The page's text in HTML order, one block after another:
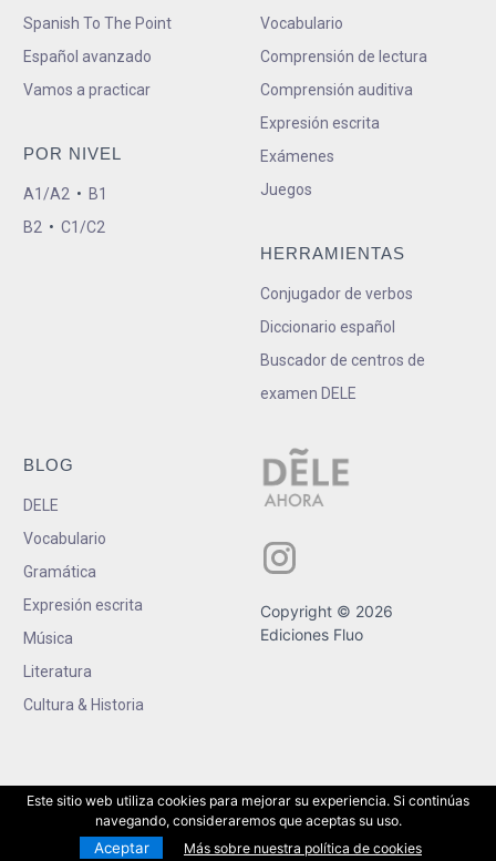
Spanish To The Point
Español avanzado
Vamos a practicar
POR NIVEL
A1/A2 • B1
B2 • C1/C2
Vocabulario
Comprensión de lectura
Comprensión auditiva
Expresión escrita
Exámenes
Juegos
HERRAMIENTAS
Conjugador de verbos
Diccionario español
Buscador de centros de
examen DELE
BLOG
DELE
Vocabulario
Gramática
Expresión escrita
Música
Literatura
Cultura & Historia
Copyright © 2026
Ediciones Fluo
Este sitio web utiliza cookies para mejorar su experiencia. Si continúas
navegando, consideraremos que aceptas su uso.
Aceptar Más sobre nuestra política de cookies